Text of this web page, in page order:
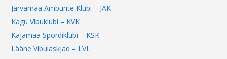
Järvamaa Amburite Klubi – JAK
Kagu Vibuklubi – KVK
Kajamaa Spordiklubi – KSK
Lääne Vibulaskjad – LVL